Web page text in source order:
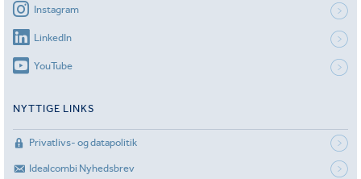
Instagram
LinkedIn
YouTube
NYTTIGE LINKS
Privatlivs- og datapolitik
Idealcombi Nyhedsbrev